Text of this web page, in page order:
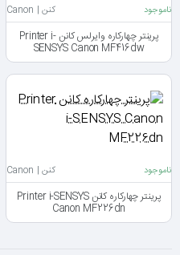
ناموجود کنن | Canon
پرینتر چهارکاره وایرلس کانن Printer i-
SENSYS Canon MF416dw
ناموجود کنن | Canon
پرینتر چهارکاره کانن Printer i-SENSYS
Canon MF226dn